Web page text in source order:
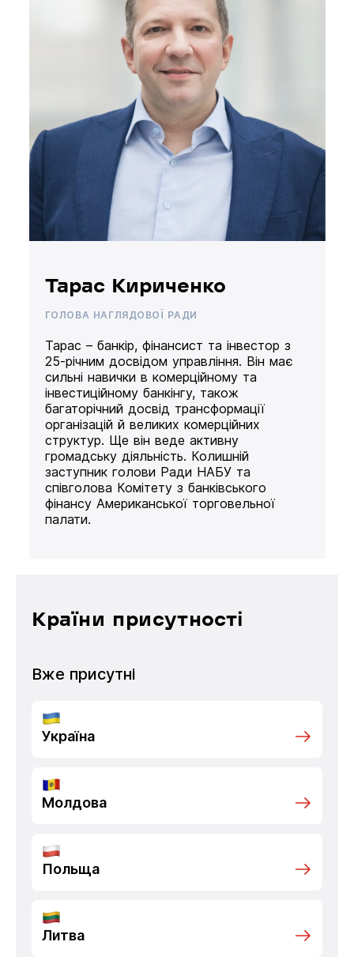
Тарас Кириченко
ГОЛОВА НАГЛЯДОВОЇ РАДИ
Тарас – банкір, фінансист та інвестор з
25-річним досвідом управління. Він має
сильні навички в комерційному та
інвестиційному банкінгу, також
багаторічний досвід трансформації
організацій й великих комерційних
структур. Ще він веде активну
громадську діяльність. Колишній
заступник голови Ради НАБУ та
співголова Комітету з банківського
фінансу Американської торговельної
палати.
Країни присутності
Вже присутні
Україна
Молдова
Польща
Литва